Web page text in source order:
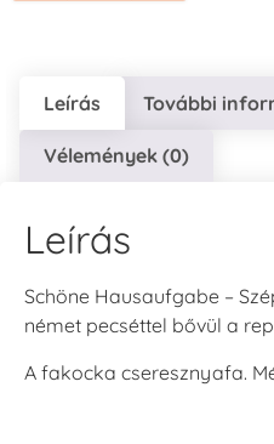
Leírás További
Vélemények (0)
Leírás
Schöne Hausaufgabe –
német pecséttel bővül a
A fakocka cseresznyafa.